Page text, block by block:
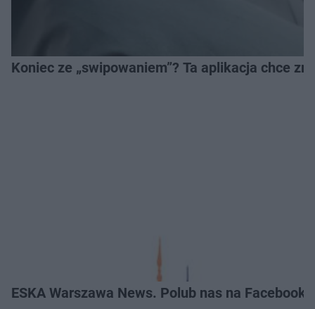
Koniec ze „swipowaniem”? Ta aplikacja chce
ESKA Warszawa News. Polub nas na